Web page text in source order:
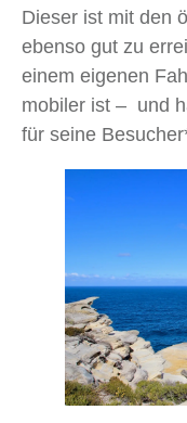
Dieser ist mit den
ebenso gut zu
einem eigenen
mobiler ist – und
für seine